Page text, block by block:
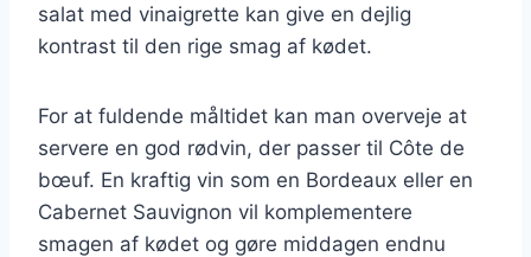
salat med vinaigrette kan give en dejlig
kontrast til den rige smag af kødet.
For at fuldende måltidet kan man overveje at
servere en god rødvin, der passer til Côte de
bœuf. En kraftig vin som en Bordeaux eller en
Cabernet Sauvignon vil komplementere
smagen af kødet og gøre middagen endnu